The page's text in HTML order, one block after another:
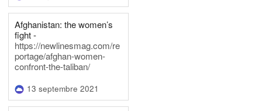
Afghanistan: the women’s
fight -
https://newlinesmag.com/re
portage/afghan-women-
confront-the-taliban/
13 septembre 2021